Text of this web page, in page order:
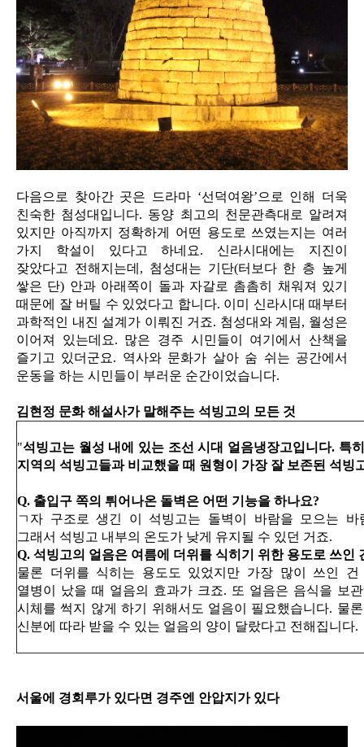
다음으로 찾아간 곳은 드라마 ‘선덕여왕’으로 인해 더욱
친숙한 첨성대입니다. 동양 최고의 천문관측대로 알려져
있지만 아직까지 정확하게 어떤 용도로 쓰였는지는 여러
가지 학설이 있다고 하네요. 신라시대에는 지진이
잦았다고 전해지는데, 첨성대는 기단(터보다 한 층 높게
쌓은 단) 안과 아래쪽이 돌과 자갈로 촘촘히 채워져 있기
때문에 잘 버틸 수 있었다고 합니다. 이미 신라시대 때부터
과학적인 내진 설계가 이뤄진 거죠. 첨성대와 계림, 월성은
이어져 있는데요. 많은 경주 시민들이 여기에서 산책을
즐기고 있더군요. 역사와 문화가 살아 숨 쉬는 공간에서
운동을 하는 시민들이 부러운 순간이었습니다.
김현정 문화 해설사가 말해주는 석빙고의 모든 것
"석빙고는 월성 내에 있는 조선 시대 얼음냉장고입니다. 특
지역의 석빙고들과 비교했을 때 원형이 가장 잘 보존된 석빙
Q. 출입구 쪽의 튀어나온 돌벽은 어떤 기능을 하나요?
ㄱ자 구조로 생긴 이 석빙고는 돌벽이 바람을 모으는 바
그래서 석빙고 내부의 온도가 낮게 유지될 수 있던 거죠.
Q. 석빙고의 얼음은 여름에 더위를 식히기 위한 용도로 쓰인
물론 더위를 식히는 용도도 있었지만 가장 많이 쓰인 건
열병이 났을 때 얼음의 효과가 크죠. 또 얼음은 음식을 보
시체를 썩지 않게 하기 위해서도 얼음이 필요했습니다. 물
신분에 따라 받을 수 있는 얼음의 양이 달랐다고 전해집니다.
서울에 경회루가 있다면 경주엔 안압지가 있다